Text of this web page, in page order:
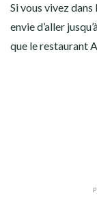
Si vous vivez dans
envie d’aller
que le restaurant